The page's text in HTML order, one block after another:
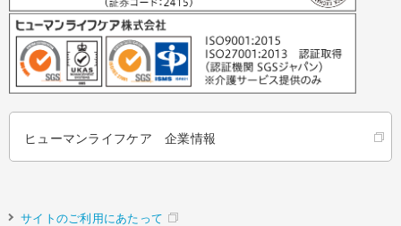
ヒューマンライフケア 企業情報
サイトのご利用にあたって